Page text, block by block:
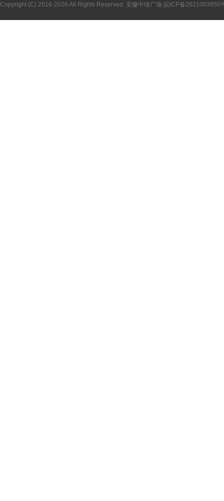
Copyright (C) 2016-2026 All Rights Reserved. 安徽中绿广场 皖ICP备2021003950